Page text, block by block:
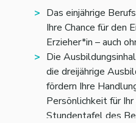
Das einjährige
Ihre Chance für den
Erzieher*in – auch
Die
die dreijährige
fördern Ihre
Persönlichkeit für
Stundentafel des